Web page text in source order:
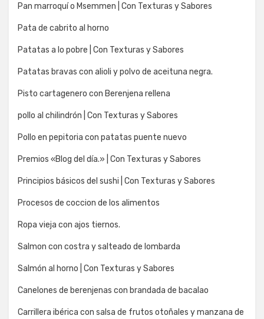
Pan marroquí o Msemmen | Con Texturas y Sabores
Pata de cabrito al horno
Patatas a lo pobre | Con Texturas y Sabores
Patatas bravas con alioli y polvo de aceituna negra.
Pisto cartagenero con Berenjena rellena
pollo al chilindrón | Con Texturas y Sabores
Pollo en pepitoria con patatas puente nuevo
Premios «Blog del día.» | Con Texturas y Sabores
Principios básicos del sushi | Con Texturas y Sabores
Procesos de coccion de los alimentos
Ropa vieja con ajos tiernos.
Salmon con costra y salteado de lombarda
Salmón al horno | Con Texturas y Sabores
Canelones de berenjenas con brandada de bacalao
Carrillera ibérica con salsa de frutos otoñales y manzana de